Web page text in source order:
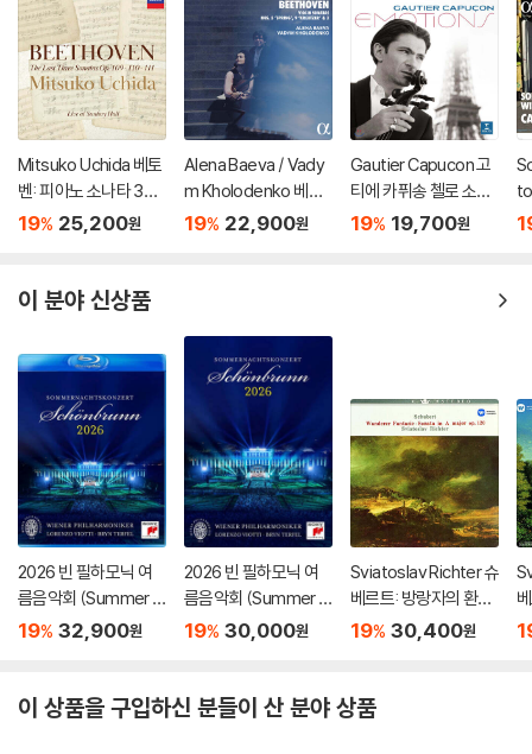
Mitsuko Uchida 베토
벤: 피아노 소나타 30-
32번 (Beethoven: Pi
19% 25,200원
Alena Baeva / Vady
m Kholodenko 베토
벤: 바이올린 소나타 5
19% 22,900원
Gautier Capucon 고
티에 카퓌송 첼로 소품
집 (Emotions)
19% 19,700원
이 분야 신상품
2026 빈 필하모닉 여
름음악회 (Summer Ni
ght Concert 2026)
19% 32,900원
2026 빈 필하모닉 여
름음악회 (Summer Ni
ght Concert 2026)
19% 30,000원
Sviatoslav Richter 슈
베르트: 방랑자의 환상
곡 (Schubert: Wand
19% 30,400원
'
이 상품을 구입하신 분들이 산 분야 상품